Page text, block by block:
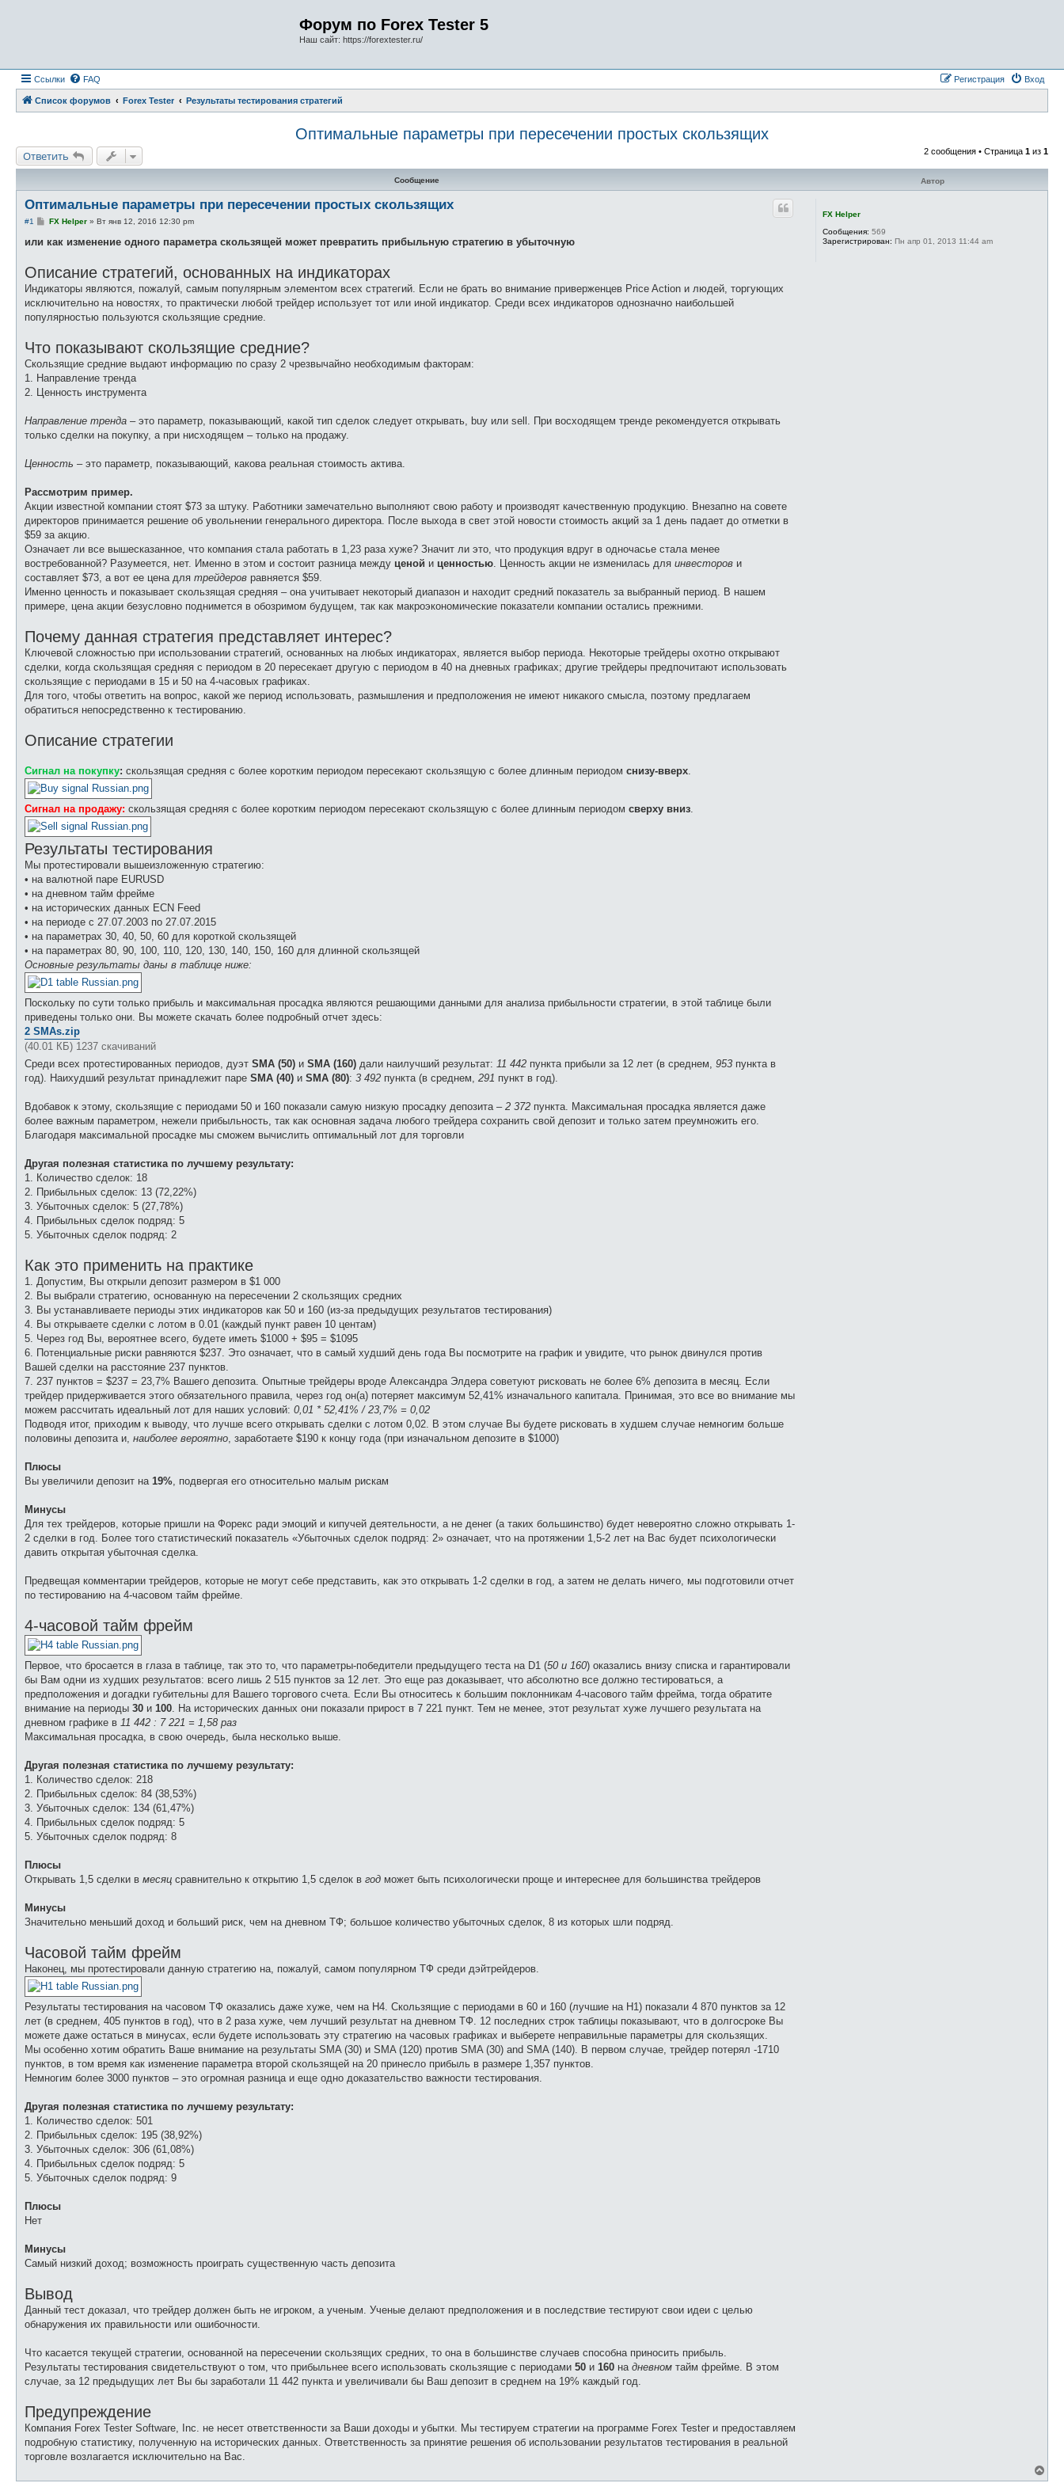
Форум по Forex Tester 5
Наш сайт: https://forextester.ru/
Ссылки FAQ Вход
Регистрация
Список форумов Forex Tester Результаты тестирования стратегий
Оптимальные параметры при пересечении простых скользящих
Ответить 2 сообщения • Страница 1 из 1
Сообщение Автор
FX Helper
Сообщения: 569
Зарегистрирован: Пн апр 01, 2013 11:44 am
Оптимальные параметры при пересечении простых скользящих
#1
С
о
е
н
и
FX Helper» Вт янв 12, 2016 12:30 pm
или как изменение одного параметра скользящей может превратить прибыльную стратегию в убыточную
Описание стратегий, основанных на индикаторах
Индикаторы являются, пожалуй, самым популярным элементом всех стратегий. Если не брать во внимание приверженцев Price Action и людей, торгующих
исключительно на новостях, то практически любой трейдер использует тот или иной индикатор. Среди всех индикаторов однозначно наибольшей
популярностью пользуются скользящие средние.
Что показывают скользящие средние?
Скользящие средние выдают информацию по сразу 2 чрезвычайно необходимым факторам:
1. Направление тренда
2. Ценность инструмента
Направление тренда – это параметр, показывающий, какой тип сделок следует открывать, buy или sell. При восходящем тренде рекомендуется открывать
только сделки на покупку, а при нисходящем – только на продажу.
Ценность – это параметр, показывающий, какова реальная стоимость актива.
Рассмотрим пример.
Акции известной компании стоят $73 за штуку. Работники замечательно выполняют свою работу и производят качественную продукцию. Внезапно на совете
директоров принимается решение об увольнении генерального директора. После выхода в свет этой новости стоимость акций за 1 день падает до отметки в
$59 за акцию.
Означает ли все вышесказанное, что компания стала работать в 1,23 раза хуже? Значит ли это, что продукция вдруг в одночасье стала менее
востребованной? Разумеется, нет. Именно в этом и состоит разница между ценой и ценностью. Ценность акции не изменилась для инвесторов и
составляет $73, а вот ее цена для трейдеров равняется $59.
Именно ценность и показывает скользящая средняя – она учитывает некоторый диапазон и находит средний показатель за выбранный период. В нашем
примере, цена акции безусловно поднимется в обозримом будущем, так как макроэкономические показатели компании остались прежними.
Почему данная стратегия представляет интерес?
Ключевой сложностью при использовании стратегий, основанных на любых индикаторах, является выбор периода. Некоторые трейдеры охотно открывают
сделки, когда скользящая средняя с периодом в 20 пересекает другую с периодом в 40 на дневных графиках; другие трейдеры предпочитают использовать
скользящие с периодами в 15 и 50 на 4-часовых графиках.
Для того, чтобы ответить на вопрос, какой же период использовать, размышления и предположения не имеют никакого смысла, поэтому предлагаем
обратиться непосредственно к тестированию.
Описание стратегии
Сигнал на покупку: скользящая средняя с более коротким периодом пересекают скользящую с более длинным периодом снизу-вверх.
Сигнал на продажу: скользящая средняя с более коротким периодом пересекают скользящую с более длинным периодом сверху вниз.
Результаты тестирования
Мы протестировали вышеизложенную стратегию:
• на валютной паре EURUSD
• на дневном тайм фрейме
• на исторических данных ECN Feed
• на периоде с 27.07.2003 по 27.07.2015
• на параметрах 30, 40, 50, 60 для короткой скользящей
• на параметрах 80, 90, 100, 110, 120, 130, 140, 150, 160 для длинной скользящей
Основные результаты даны в таблице ниже:
Поскольку по сути только прибыль и максимальная просадка являются решающими данными для анализа прибыльности стратегии, в этой таблице были
приведены только они. Вы можете скачать более подробный отчет здесь:
2 SMAs.zip
(40.01 КБ) 1237 скачиваний
Среди всех протестированных периодов, дуэт SMA (50) и SMA (160) дали наилучший результат: 11 442 пункта прибыли за 12 лет (в среднем, 953 пункта в
год). Наихудший результат принадлежит паре SMA (40) и SMA (80): 3 492 пункта (в среднем, 291 пункт в год).
Вдобавок к этому, скользящие с периодами 50 и 160 показали самую низкую просадку депозита – 2 372 пункта. Максимальная просадка является даже
более важным параметром, нежели прибыльность, так как основная задача любого трейдера сохранить свой депозит и только затем преумножить его.
Благодаря максимальной просадке мы сможем вычислить оптимальный лот для торговли
Другая полезная статистика по лучшему результату:
1. Количество сделок: 18
2. Прибыльных сделок: 13 (72,22%)
3. Убыточных сделок: 5 (27,78%)
4. Прибыльных сделок подряд: 5
5. Убыточных сделок подряд: 2
Как это применить на практике
1. Допустим, Вы открыли депозит размером в $1 000
2. Вы выбрали стратегию, основанную на пересечении 2 скользящих средних
3. Вы устанавливаете периоды этих индикаторов как 50 и 160 (из-за предыдущих результатов тестирования)
4. Вы открываете сделки с лотом в 0.01 (каждый пункт равен 10 центам)
5. Через год Вы, вероятнее всего, будете иметь $1000 + $95 = $1095
6. Потенциальные риски равняются $237. Это означает, что в самый худший день года Вы посмотрите на график и увидите, что рынок двинулся против
Вашей сделки на расстояние 237 пунктов.
7. 237 пунктов = $237 = 23,7% Вашего депозита. Опытные трейдеры вроде Александра Элдера советуют рисковать не более 6% депозита в месяц. Если
трейдер придерживается этого обязательного правила, через год он(а) потеряет максимум 52,41% изначального капитала. Принимая, это все во внимание мы
можем рассчитать идеальный лот для наших условий: 0,01 * 52,41% / 23,7% = 0,02
Подводя итог, приходим к выводу, что лучше всего открывать сделки с лотом 0,02. В этом случае Вы будете рисковать в худшем случае немногим больше
половины депозита и, наиболее вероятно, заработаете $190 к концу года (при изначальном депозите в $1000)
Плюсы
Вы увеличили депозит на 19%, подвергая его относительно малым рискам
Минусы
Для тех трейдеров, которые пришли на Форекс ради эмоций и кипучей деятельности, а не денег (а таких большинство) будет невероятно сложно открывать 1-
2 сделки в год. Более того статистический показатель «Убыточных сделок подряд: 2» означает, что на протяжении 1,5-2 лет на Вас будет психологически
давить открытая убыточная сделка.
Предвещая комментарии трейдеров, которые не могут себе представить, как это открывать 1-2 сделки в год, а затем не делать ничего, мы подготовили отчет
по тестированию на 4-часовом тайм фрейме.
4-часовой тайм фрейм
Первое, что бросается в глаза в таблице, так это то, что параметры-победители предыдущего теста на D1 (50 и 160) оказались внизу списка и гарантировали
бы Вам одни из худших результатов: всего лишь 2 515 пунктов за 12 лет. Это еще раз доказывает, что абсолютно все должно тестироваться, а
предположения и догадки губительны для Вашего торгового счета. Если Вы относитесь к большим поклонникам 4-часового тайм фрейма, тогда обратите
внимание на периоды 30 и 100. На исторических данных они показали прирост в 7 221 пункт. Тем не менее, этот результат хуже лучшего результата на
дневном графике в 11 442 : 7 221 = 1,58 раз
Максимальная просадка, в свою очередь, была несколько выше.
Другая полезная статистика по лучшему результату:
1. Количество сделок: 218
2. Прибыльных сделок: 84 (38,53%)
3. Убыточных сделок: 134 (61,47%)
4. Прибыльных сделок подряд: 5
5. Убыточных сделок подряд: 8
Плюсы
Открывать 1,5 сделки в месяц сравнительно к открытию 1,5 сделок в год может быть психологически проще и интереснее для большинства трейдеров
Минусы
Значительно меньший доход и больший риск, чем на дневном ТФ; большое количество убыточных сделок, 8 из которых шли подряд.
Часовой тайм фрейм
Наконец, мы протестировали данную стратегию на, пожалуй, самом популярном ТФ среди дэйтрейдеров.
Результаты тестирования на часовом ТФ оказались даже хуже, чем на H4. Скользящие с периодами в 60 и 160 (лучшие на H1) показали 4 870 пунктов за 12
лет (в среднем, 405 пунктов в год), что в 2 раза хуже, чем лучший результат на дневном ТФ. 12 последних строк таблицы показывают, что в долгосроке Вы
можете даже остаться в минусах, если будете использовать эту стратегию на часовых графиках и выберете неправильные параметры для скользящих.
Мы особенно хотим обратить Ваше внимание на результаты SMA (30) и SMA (120) против SMA (30) and SMA (140). В первом случае, трейдер потерял -1710
пунктов, в том время как изменение параметра второй скользящей на 20 принесло прибыль в размере 1,357 пунктов.
Немногим более 3000 пунктов – это огромная разница и еще одно доказательство важности тестирования.
Другая полезная статистика по лучшему результату:
1. Количество сделок: 501
2. Прибыльных сделок: 195 (38,92%)
3. Убыточных сделок: 306 (61,08%)
4. Прибыльных сделок подряд: 5
5. Убыточных сделок подряд: 9
Плюсы
Нет
Минусы
Самый низкий доход; возможность проиграть существенную часть депозита
Вывод
Данный тест доказал, что трейдер должен быть не игроком, а ученым. Ученые делают предположения и в последствие тестируют свои идеи с целью
обнаружения их правильности или ошибочности.
Что касается текущей стратегии, основанной на пересечении скользящих средних, то она в большинстве случаев способна приносить прибыль.
Результаты тестирования свидетельствуют о том, что прибыльнее всего использовать скользящие с периодами 50 и 160 на дневном тайм фрейме. В этом
случае, за 12 предыдущих лет Вы бы заработали 11 442 пункта и увеличивали бы Ваш депозит в среднем на 19% каждый год.
Предупреждение
Компания Forex Tester Software, Inc. не несет ответственности за Ваши доходы и убытки. Мы тестируем стратегии на программе Forex Tester и предоставляем
подробную статистику, полученную на исторических данных. Ответственность за принятие решения об использовании результатов тестирования в реальной
торговле возлагается исключительно на Вас.
е